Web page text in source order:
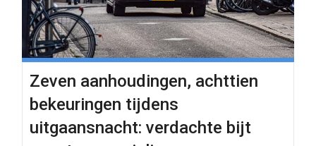
Zeven aanhoudingen, achttien
bekeuringen tijdens
uitgaansnacht: verdachte bijt